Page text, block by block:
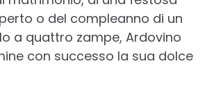
o del compleanno di un
a quattro zampe, Ardovino
con successo la sua dolce